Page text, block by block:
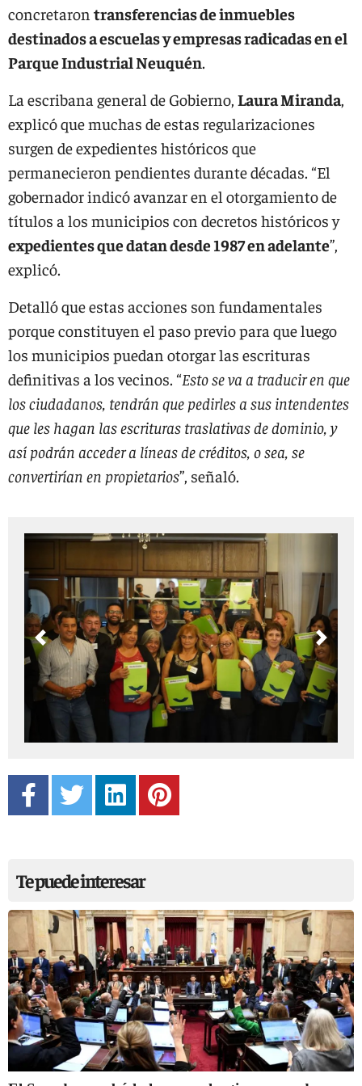
concretaron transferencias de inmuebles
destinados a escuelas y empresas radicadas en el
Parque Industrial Neuquén.
La escribana general de Gobierno, Laura Miranda,
explicó que muchas de estas regularizaciones
surgen de expedientes históricos que
permanecieron pendientes durante décadas. “El
gobernador indicó avanzar en el otorgamiento de
títulos a los municipios con decretos históricos y
expedientes que datan desde 1987 en adelante”,
explicó.
Detalló que estas acciones son fundamentales
porque constituyen el paso previo para que luego
los municipios puedan otorgar las escrituras
definitivas a los vecinos. “Esto se va a traducir en que
los ciudadanos, tendrán que pedirles a sus intendentes
que les hagan las escrituras traslativas de dominio, y
así podrán acceder a líneas de créditos, o sea, se
convertirían en propietarios”, señaló.
Previous Next
Te puede interesar